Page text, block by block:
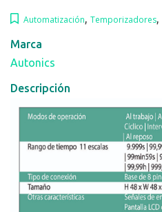
Automatización, Temporizadores,
Marca
Autonics
Descripción